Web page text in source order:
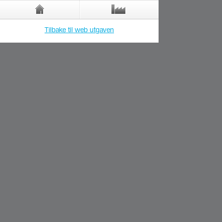
Tilbake til web utgaven